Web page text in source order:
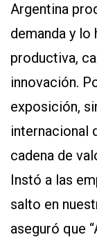
Argentina
demanda y lo
productiva,
innovación.
exposición,
internacional
cadena de
Instó a las
salto en
aseguró que